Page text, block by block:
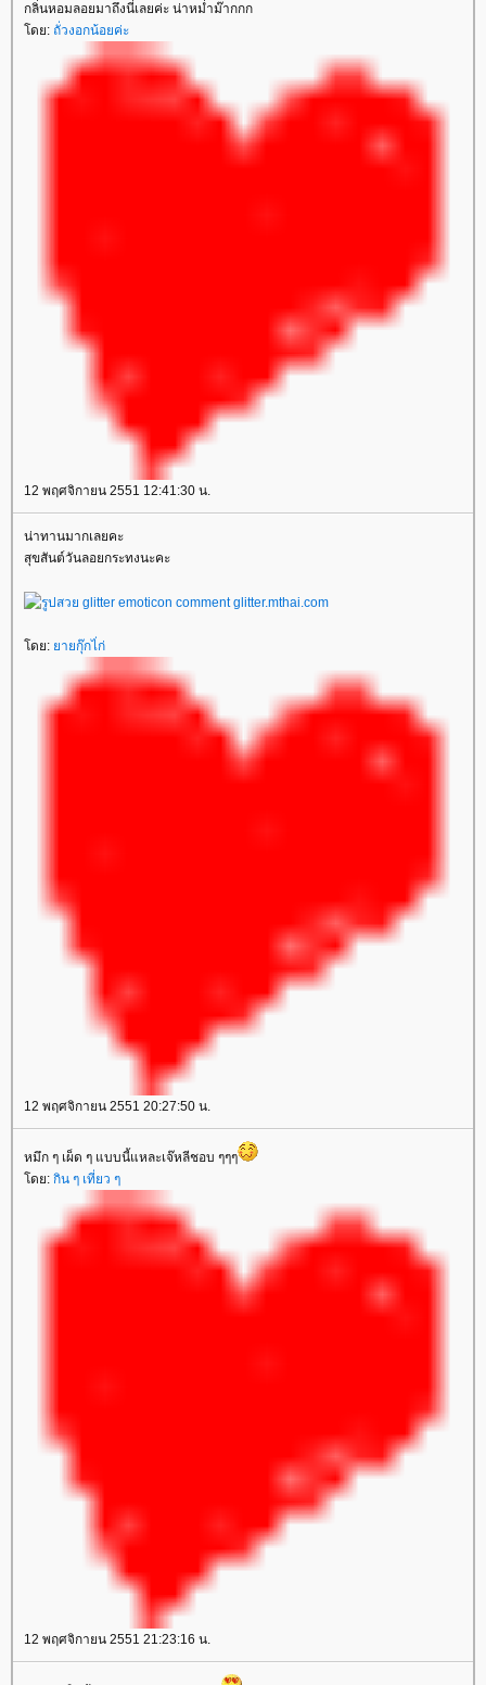
กลิ่นหอมลอยมาถึงนี่เลยค่ะ น่าหม่ำม๊ากกก
ดย: ถั่วงอกน้อยค่ะ
12 พฤศจิกายน 2551 12:41:30 น.
น่าทานมากเลยคะ
สุขสันต์วันลอยกระทงนะคะ
ดย: ายกุ๊กไ่ก่
12 พฤศจิกายน 2551 20:27:50 น.
หมึก ๆ เผ็ด ๆ แบบนี้แหละเจ๊หลีชอบ ๆๆๆ
ดย: กิน ๆ เที่ยว ๆ
12 พฤศจิกายน 2551 21:23:16 น.